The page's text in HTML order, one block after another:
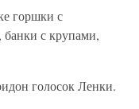
горшки с
с крупами,
голосок Ленки.